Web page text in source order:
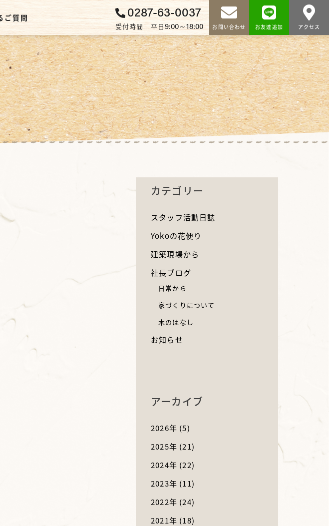
ご質問 0287-63-0037
受付時間 平日9:00～18:00 お問い合わせ お友達追加 アクセス
カテゴリー
スタッフ活動日誌
Yokoの花便り
建築現場から
社長ブログ
日常から
家づくりについて
木のはなし
お知らせ
アーカイブ
2026年 (5)
2025年 (21)
2024年 (22)
2023年 (11)
2022年 (24)
2021年 (18)